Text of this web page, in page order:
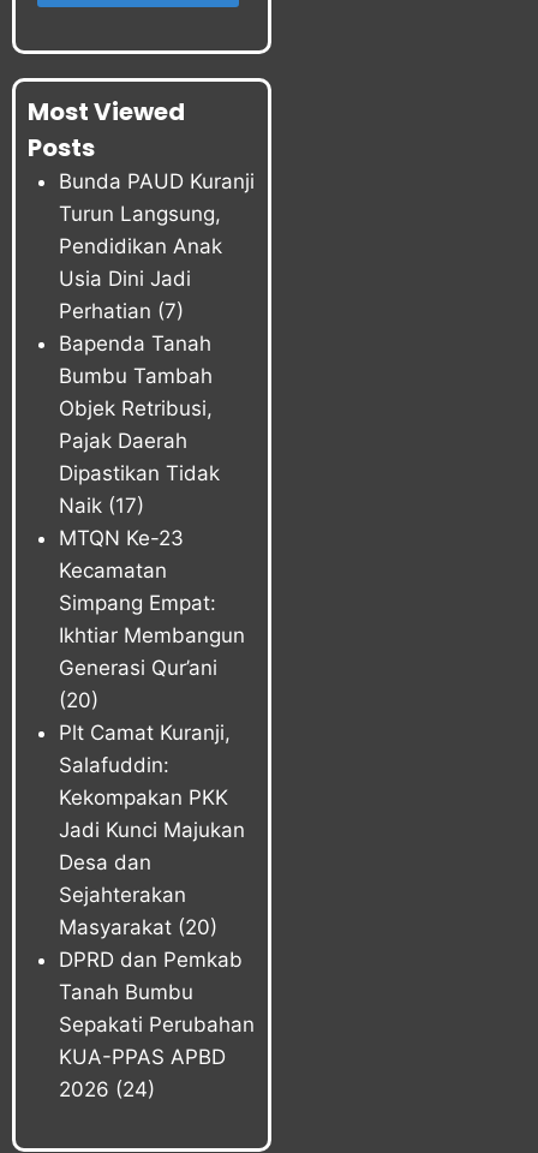
Most Viewed
Posts
Bunda PAUD Kuranji
Turun Langsung,
Pendidikan Anak
Usia Dini Jadi
Perhatian (7)
Bapenda Tanah
Bumbu Tambah
Objek Retribusi,
Pajak Daerah
Dipastikan Tidak
Naik (17)
MTQN Ke-23
Kecamatan
Simpang Empat:
Ikhtiar Membangun
Generasi Qur’ani
(20)
Plt Camat Kuranji,
Salafuddin:
Kekompakan PKK
Jadi Kunci Majukan
Desa dan
Sejahterakan
Masyarakat (20)
DPRD dan Pemkab
Tanah Bumbu
Sepakati Perubahan
KUA-PPAS APBD
2026 (24)